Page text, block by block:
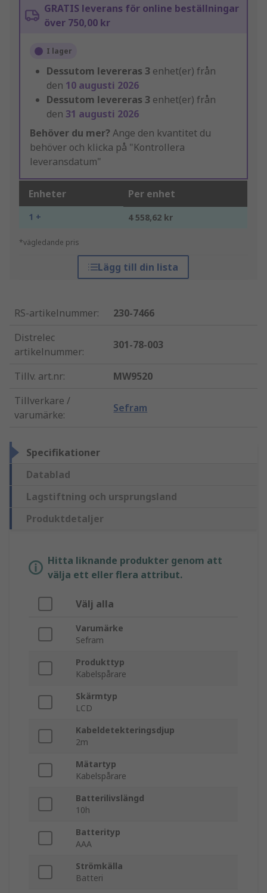
GRATIS leverans för online beställningar
över 750,00 kr
I lager
Dessutom levereras 3 enhet(er) från
den 10 augusti 2026
Dessutom levereras 3 enhet(er) från
den 31 augusti 2026
Behöver du mer? Ange den kvantitet du
behöver och klicka på "Kontrollera
leveransdatum"
Enheter Per enhet
1 + 4 558,62 kr
*vägledande pris
Lägg till din lista
RS-artikelnummer:
230-7466
Distrelec
artikelnummer:
301-78-003
Tillv. art.nr:
MW9520
Tillverkare /
varumärke:
Sefram
Specifikationer
Datablad
Lagstiftning och ursprungsland
Produktdetaljer
Hitta liknande produkter genom att
välja ett eller flera attribut.
Välj alla
Varumärke
Sefram
Produkttyp
Kabelspårare
Skärmtyp
LCD
Kabeldetekteringsdjup
2m
Mätartyp
Kabelspårare
Batterilivslängd
10h
Batterityp
AAA
Strömkälla
Batteri